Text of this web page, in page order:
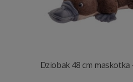
Dziobak 48 cm maskotka